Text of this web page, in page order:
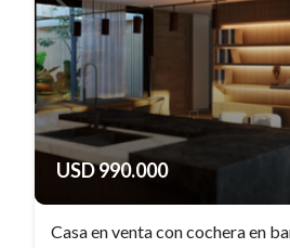
USD 990.000